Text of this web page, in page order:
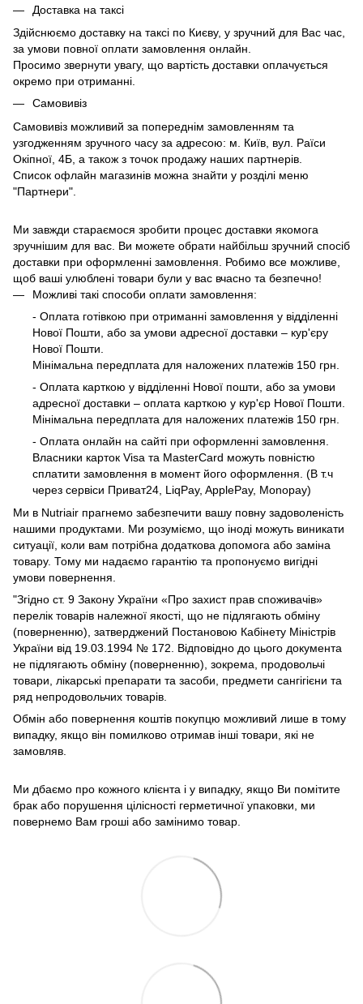
Доставка на таксі
Здійснюємо доставку на таксі по Києву, у зручний для Вас час,
за умови повної оплати замовлення онлайн.
Просимо звернути увагу, що вартість доставки оплачується
окремо при отриманні.
Самовивіз
Самовивіз можливий за попереднім замовленням та
узгодженням зручного часу за адресою: м. Київ, вул. Раїси
Окіпної, 4Б, а також з точок продажу наших партнерів.
Список офлайн магазинів можна знайти у розділі меню
"Партнери".
Ми завжди стараємося зробити процес доставки якомога
зручнішим для вас. Ви можете обрати найбільш зручний спосіб
доставки при оформленні замовлення. Робимо все можливе,
щоб ваші улюблені товари були у вас вчасно та безпечно!
Можливі такі способи оплати замовлення:
- Оплата готівкою при отриманні замовлення у відділенні
Нової Пошти, або за умови адресної доставки – кур'єру
Нової Пошти.
Мінімальна передплата для наложених платежів 150 грн.
- Оплата карткою у відділенні Нової пошти, або за умови
адресної доставки – оплата карткою у кур'єр Нової Пошти.
Мінімальна передплата для наложених платежів 150 грн.
- Оплата онлайн на сайті при оформленні замовлення.
Власники карток Visa та MasterCard можуть повністю
сплатити замовлення в момент його оформлення. (В т.ч
через сервіси Приват24, LiqPay, ApplePay, Monopay)
Ми в Nutriair прагнемо забезпечити вашу повну задоволеність
нашими продуктами. Ми розуміємо, що іноді можуть виникати
ситуації, коли вам потрібна додаткова допомога або заміна
товару. Тому ми надаємо гарантію та пропонуємо вигідні
умови повернення.
"Згідно ст. 9 Закону України «Про захист прав споживачів»
перелік товарів належної якості, що не підлягають обміну
(поверненню), затверджений Постановою Кабінету Міністрів
України від 19.03.1994 № 172. Відповідно до цього документа
не підлягають обміну (поверненню), зокрема, продовольчі
товари, лікарські препарати та засоби, предмети сангігієни та
ряд непродовольчих товарів.
Обмін або повернення коштів покупцю можливий лише в тому
випадку, якщо він помилково отримав інші товари, які не
замовляв.
Ми дбаємо про кожного клієнта і у випадку, якщо Ви помітите
брак або порушення цілісності герметичної упаковки, ми
повернемо Вам гроші або замінимо товар.